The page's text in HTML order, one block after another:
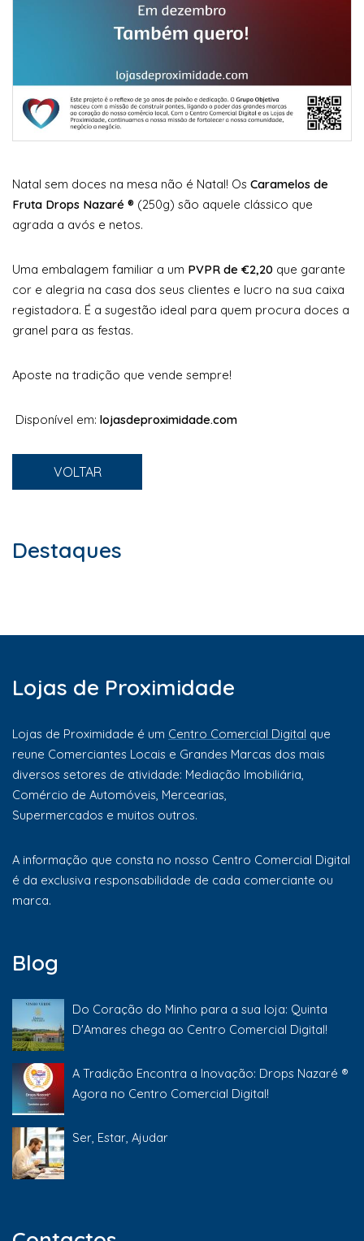
Natal sem doces na mesa não é Natal! Os Caramelos de
Fruta Drops Nazaré ® (250g) são aquele clássico que
agrada a avós e netos.
Uma embalagem familiar a um PVPR de €2,20 que garante
cor e alegria na casa dos seus clientes e lucro na sua caixa
registadora. É a sugestão ideal para quem procura doces a
granel para as festas.
Aposte na tradição que vende sempre!
Disponível em: lojasdeproximidade.com
VOLTAR
Destaques
Lojas de Proximidade
Lojas de Proximidade é um Centro Comercial Digital que
reune Comerciantes Locais e Grandes Marcas dos mais
diversos setores de atividade: Mediação Imobiliária,
Comércio de Automóveis, Mercearias,
Supermercados e muitos outros.
A informação que consta no nosso Centro Comercial Digital
é da exclusiva responsabilidade de cada comerciante ou
marca.
Blog
Do Coração do Minho para a sua loja: Quinta
D'Amares chega ao Centro Comercial Digital!
A Tradição Encontra a Inovação: Drops Nazaré ®
Agora no Centro Comercial Digital!
Ser, Estar, Ajudar